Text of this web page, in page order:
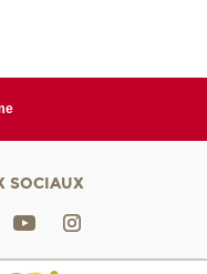
SOCIAUX